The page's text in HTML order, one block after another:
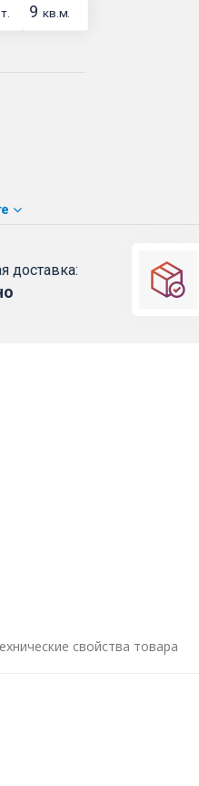
9 кв.м.
доставка:
свойства товара